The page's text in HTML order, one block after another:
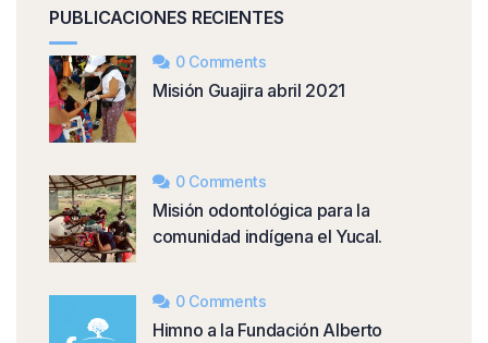
PUBLICACIONES RECIENTES
0 Comments
Misión Guajira abril 2021
0 Comments
Misión odontológica para la
comunidad indígena el Yucal.
0 Comments
Himno a la Fundación Alberto